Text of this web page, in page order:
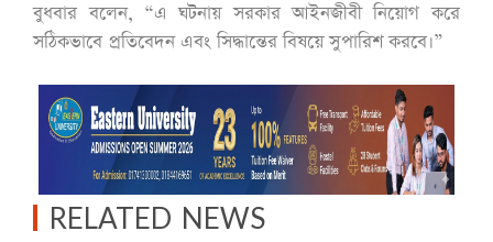
বুধবার বলেন, “এ ঘটনায় সরকার আইনজীবী নিয়োগ করে
সঠিকভাবে প্রতিবেদন এবং সিদ্ধান্তের বিষয়ে সুপারিশ করবে।”
RELATED NEWS